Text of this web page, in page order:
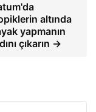
altında
yapmanın
çıkarın →